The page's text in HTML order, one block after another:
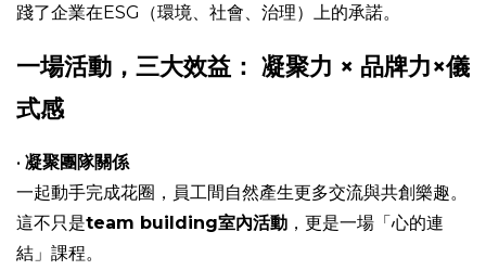
踐了企業在ESG（環境、社會、治理）上的承諾。
一場活動，三大效益： 凝聚力 × 品牌力×儀
式感
• 凝聚團隊關係
一起動手完成花圈，員工間自然產生更多交流與共創樂趣。
這不只是team building室內活動 ，更是一場「心的連
結」課程。